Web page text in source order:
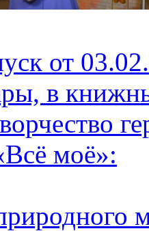
от
в
моё»: